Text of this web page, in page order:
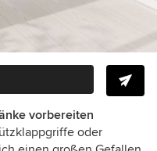
vorbereiten
oder